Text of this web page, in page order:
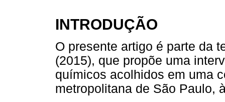
INTRODUÇÃO
O presente artigo é parte da
(2015), que propõe uma
químicos acolhidos em uma
metropolitana de São Paulo,